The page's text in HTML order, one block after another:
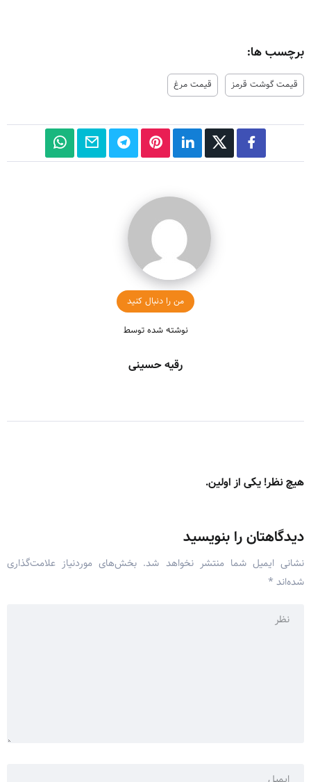
برچسب ها:
قیمت گوشت قرمز قیمت مرغ
من را دنبال کنید
نوشته شده توسط
رقیه حسینی
هیچ نظر! یکی از اولین.
دیدگاهتان را بنویسید
نشانی ایمیل شما منتشر نخواهد شد. بخش‌های موردنیاز علامت‌گذاری
شده‌اند *